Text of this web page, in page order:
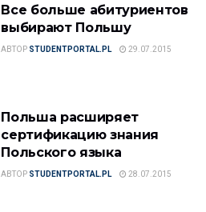
Все больше абитуриентов
выбирают Польшу
АВТОР STUDENTPORTAL.PL 29.07.2015
Польша расширяет
сертификацию знания
Польского языка
АВТОР STUDENTPORTAL.PL 28.07.2015